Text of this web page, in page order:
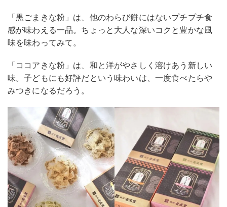
「黒ごまきな粉」は、他のわらび餅にはないプチプチ食
感が味わえる一品。ちょっと大人な深いコクと豊かな風
味を味わってみて。
「ココアきな粉」は、和と洋がやさしく溶けあう新しい
味。子どもにも好評だという味わいは、一度食べたらや
みつきになるだろう。